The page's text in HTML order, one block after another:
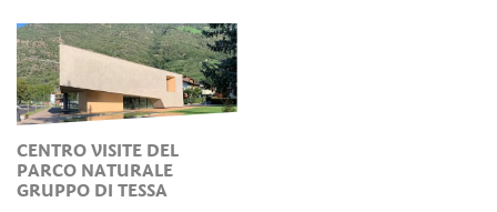
CENTRO VISITE DEL
PARCO NATURALE
GRUPPO DI TESSA